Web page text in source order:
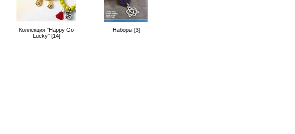
Коллекция "Happy Go
Lucky" [14]
Наборы [3]